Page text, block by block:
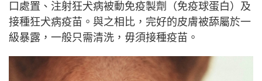
口處置、注射狂犬病被動免疫製劑（免疫球蛋白）及
接種狂犬病疫苗。與之相比，完好的皮膚被舔屬於一
級暴露，一般只需清洗，毋須接種疫苗。